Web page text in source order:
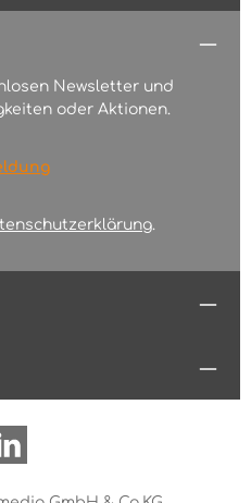
Newsletter und
oder Aktionen.
.